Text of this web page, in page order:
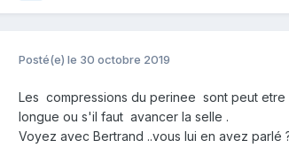
Posté(e) le 30 octobre 2019
Les compressions du perinee sont peut etre
longue ou s'il faut avancer la selle .
Voyez avec Bertrand ..vous lui en avez parlé